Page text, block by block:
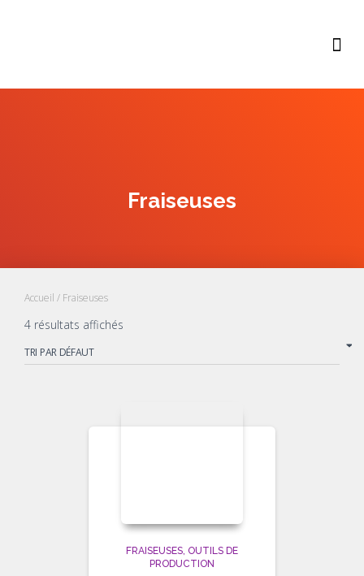
Fraiseuses
Accueil / Fraiseuses
4 résultats affichés
FRAISEUSES OUTILS DE
PRODUCTION